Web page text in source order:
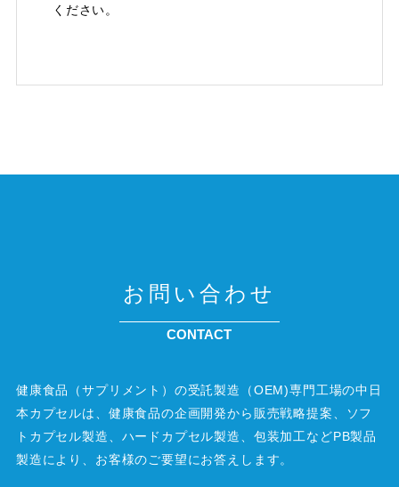
ください。
お問い合わせ
CONTACT
健康食品（サプリメント）の受託製造（OEM)専門工場の中日
本カプセルは、健康食品の企画開発から販売戦略提案、ソフ
トカプセル製造、ハードカプセル製造、包装加工などPB製品
製造により、お客様のご要望にお答えします。